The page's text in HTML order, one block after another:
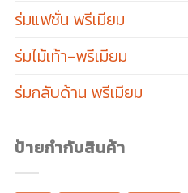
ร่มแฟชั่น พรีเมียม
ร่มไม้เท้า-พรีเมียม
ร่มกลับด้าน พรีเมียม
ป้ายกำกับสินค้า